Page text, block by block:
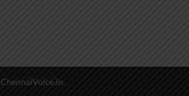
ChennaiVoice.in.